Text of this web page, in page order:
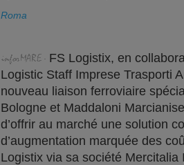
Roma
FS Logistix, en
Logistic Staff Imprese Trasporti
nouveau liaison ferroviaire
Bologne et Maddaloni
d’offrir au marché une solution
d’augmentation marquée des
Logistix via sa société